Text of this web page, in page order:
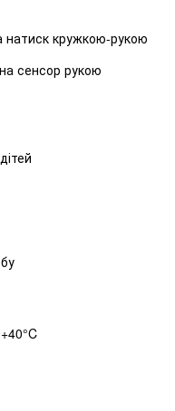
натиск кружкою-рукою
сенсор рукою